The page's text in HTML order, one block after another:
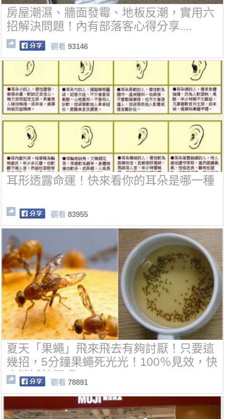
房屋潮濕、牆面發霉、地板反潮，實用六
招解決問題！內有部落客心得分享....
觀看 93146
耳形透露命運！快來看你的耳朵是哪一種
觀看 83955
夏天「果蠅」飛來飛去有夠討厭！只要這
幾招，5分鐘果蠅死光光！100％見效，快
來消滅牠們吧~
觀看 78891